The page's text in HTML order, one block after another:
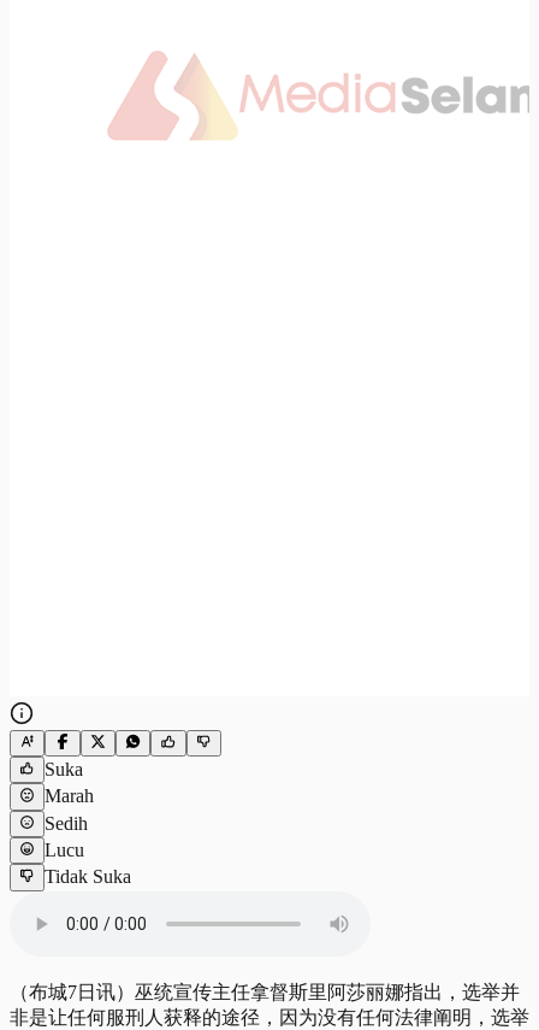
Suka
Marah
Sedih
Lucu
Tidak Suka
（布城7日讯）巫统宣传主任拿督斯里阿莎丽娜指出，选举并
非是让任何服刑人获释的途径，因为没有任何法律阐明，选举